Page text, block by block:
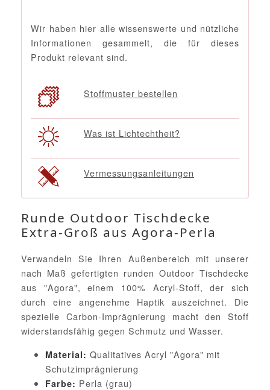
Wir haben hier alle wissenswerte und nützliche
Informationen gesammelt, die für dieses
Produkt relevant sind.
Stoffmuster bestellen
Was ist Lichtechtheit?
Vermessungsanleitungen
Runde Outdoor Tischdecke
Extra-Groß aus Agora-Perla
Verwandeln Sie Ihren Außenbereich mit unserer
nach Maß gefertigten runden Outdoor Tischdecke
aus "Agora", einem 100% Acryl-Stoff, der sich
durch eine angenehme Haptik auszeichnet. Die
spezielle Carbon-Imprägnierung macht den Stoff
widerstandsfähig gegen Schmutz und Wasser.
Material: Qualitatives Acryl "Agora" mit
Schutzimprägnierung
Farbe: Perla (grau)